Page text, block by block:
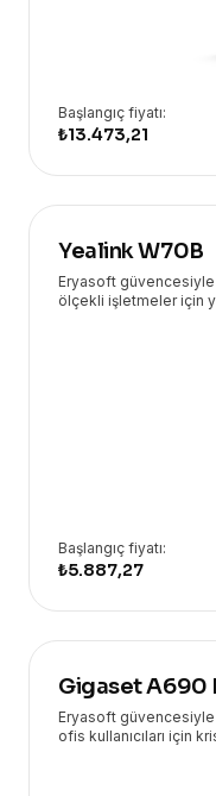
Başlangıç fiyatı:
₺13.473,21
Yealink W70B
Eryasoft güvencesiyle
ölçekli işletmeler için
Başlangıç fiyatı:
₺5.887,27
Gigaset A690
Eryasoft güvencesiyle
ofis kullanıcıları için